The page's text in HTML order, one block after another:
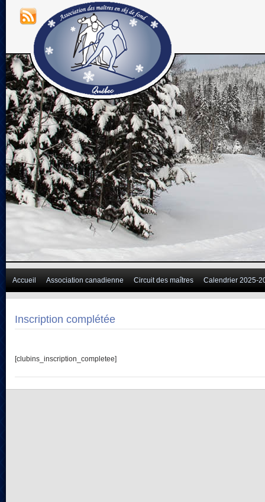
Accueil Association canadienne Circuit des maîtres Calendrier 2025-
Inscription complétée
[clubins_inscription_completee]